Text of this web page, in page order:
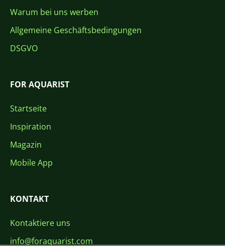
Warum bei uns werben
Allgemeine Geschäftsbedingungen
DSGVO
FOR AQUARIST
Startseite
Inspiration
Magazin
Mobile App
KONTAKT
Kontaktiere uns
info@foraquarist.com